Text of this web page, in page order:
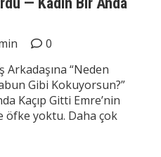
0
Arkadaşına “Neden
Gibi Kokuyorsun?”
Kaçıp Gitti Emre’nin
öfke yoktu. Daha çok